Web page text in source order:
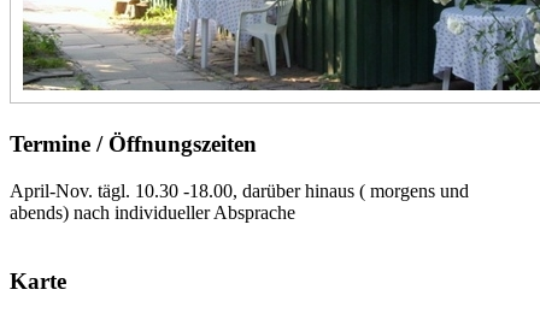
Termine / Öffnungszeiten
April-Nov. tägl. 10.30 -18.00, darüber hinaus ( morgens und
abends) nach individueller Absprache
Karte